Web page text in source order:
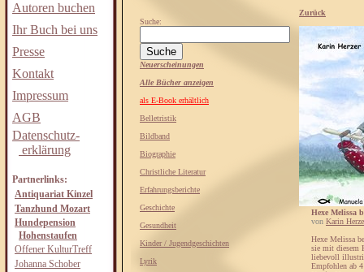
Autoren buchen
Ihr Buch bei uns
Presse
Kontakt
Impressum
AGB
Datenschutz-
erklärung
Partnerlinks:
Antiquariat Kinzel
Tanzhund Mozart
Hundepension
Hohenstaufen
Offener KulturTreff
Johanna Schober
Suche:
Neuerscheinungen
Alle Bücher anzeigen
als E-Book erhältlich
Belletristik
Bildband
Biographie
Christliche Literatur
Erfahrungsberichte
Geschichte
Gesundheit
Kinder / Jugendgeschichten
Lyrik
Zurück
Hexe Melissa
von Karin
Hexe Melissa
sie mit diesem
liebevoll
Empfohlen ab 4